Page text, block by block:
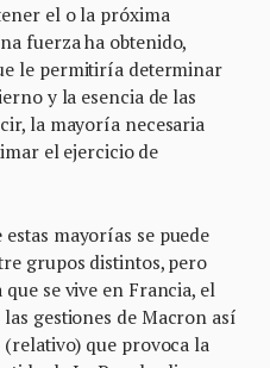
el o la próxima
fuerza ha obtenido,
le permitiría determinar
y la esencia de las
la mayoría necesaria
el ejercicio de
mayorías se puede
grupos distintos, pero
se vive en Francia, el
gestiones de Macron así
que provoca la